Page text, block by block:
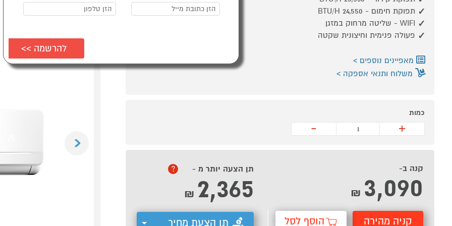
תפוקת חימום - BTU/H 24,550
WIFI - שליטה מרחוק במזגן
פעולה פנימית וחיצונית שקטה
מאפיינים נוספים
משלוח ותנאי אספקה
כמות
+
-
קנה ב-
3,090
₪
קניה מהירה הוסף לסל
תן הצעה יותר מ - ?
2,365
₪
תן הצעת מחיר